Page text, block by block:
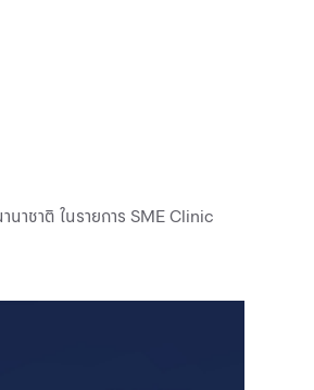
าชาติ ในรายการ SME Clinic